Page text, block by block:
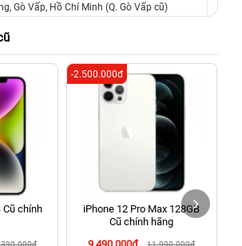
Gò Vấp, Hồ Chí Minh (Q. Gò Vấp cũ)
Tân Phú, Hồ Chí Minh (Quận Tân Phú cũ)
Tăng Nhơn Phú, Hồ Chí Minh (Q.9 TP. Thủ
Thủ Đức, Hồ Chí Minh (Bình Thọ, TP. Thủ
Dĩ An, Hồ Chí Minh (Bình Dương Cũ)
Ba Cu, Vũng Tàu, Hồ Chí Minh (TP. Vũng
Tân Sơn Nhất, Hồ Chí Minh (Tân Bình
Cũ chính
iPhone 12 Pro Max 128GB
Cũ chính hãng
11.990.000đ
-2.500.000đ